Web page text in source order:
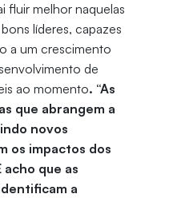
fluir melhor naquelas
líderes, capazes
a um crescimento
de
ao momento. “As
que abrangem a
novos
os impactos dos
acho que as
a